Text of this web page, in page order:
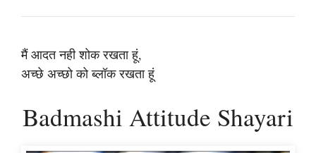
मैं आदत नही शोक रखता हूं,
अच्छे अच्छो को ब्लॉक रखता हूं
Badmashi Attitude Shayari